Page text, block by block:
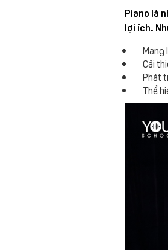
Piano là
lợi ích.
Mang
Cải
Phát
Thể